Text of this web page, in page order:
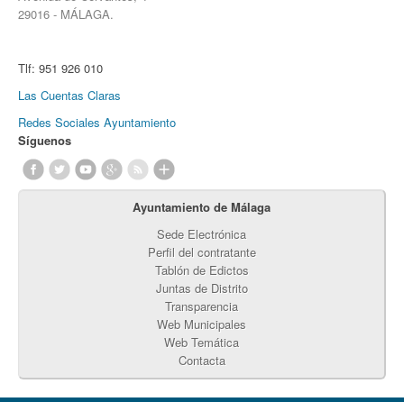
29016 - MÁLAGA.
Tlf: 951 926 010
Las Cuentas Claras
Redes Sociales Ayuntamiento
Síguenos
Ayuntamiento de Málaga
Sede Electrónica
Perfil del contratante
Tablón de Edictos
Juntas de Distrito
Transparencia
Web Municipales
Web Temática
Contacta